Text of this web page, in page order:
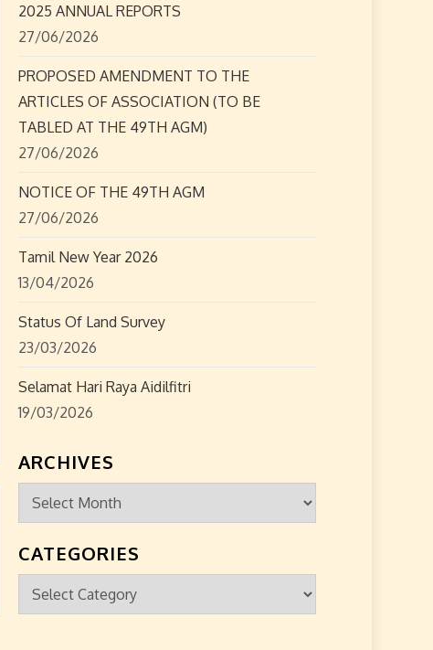
2025 ANNUAL REPORTS
27/06/2026
PROPOSED AMENDMENT TO THE
ARTICLES OF ASSOCIATION (TO BE
TABLED AT THE 49TH AGM)
27/06/2026
NOTICE OF THE 49TH AGM
27/06/2026
Tamil New Year 2026
13/04/2026
Status Of Land Survey
23/03/2026
Selamat Hari Raya Aidilfitri
19/03/2026
ARCHIVES
Archives
CATEGORIES
Categories